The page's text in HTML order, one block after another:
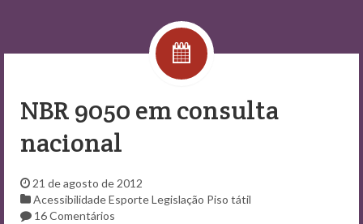
NBR 9050 em consulta
nacional
21 de agosto de 2012
AcessibilidadeEsporteLegislação Piso tátil
16 Comentários